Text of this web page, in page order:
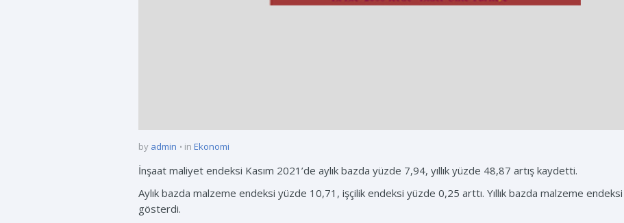
by admin in Ekonomi
İnşaat maliyet endeksi Kasım 2021’de aylık bazda yüzde 7,94, yıllık yüzde 48,87 artış kaydetti.
Aylık bazda malzeme endeksi yüzde 10,71, işçilik endeksi yüzde 0,25 arttı. Yıllık bazda malzeme
gösterdi.